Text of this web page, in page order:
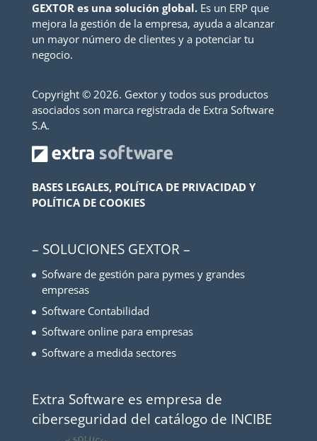
GEXTOR es una solución global.Es un ERP que
mejora la gestión de la empresa, ayuda a alcanzar
un mayor número de clientes y a potenciar tu
negocio.
Copyright © 2026. Gextor y todos sus productos
asociados son marca registrada de Extra Software
S.A.
BASES LEGALES, POLÍTICA DE PRIVACIDAD Y
POLÍTICA DE COOKIES
– SOLUCIONES GEXTOR –
Sofware de gestión para pymes y grandes
empresas
Software Contabilidad
Software online para empresas
Software a medida sectores
Extra Software es empresa de
ciberseguridad del catálogo de INCIBE